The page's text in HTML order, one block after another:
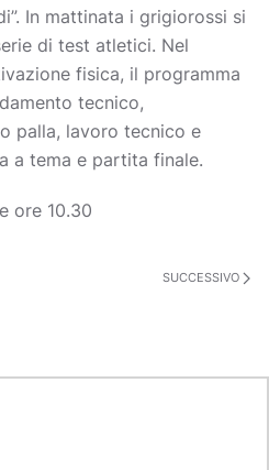
In mattinata i grigiorossi si
di test atletici. Nel
fisica, il programma
tecnico,
palla, lavoro tecnico e
a tema e partita finale.
ore 10.30
SUCCESSIVO